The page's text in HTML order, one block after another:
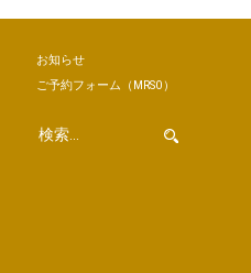
お知らせ
ご予約フォーム （MRSO）